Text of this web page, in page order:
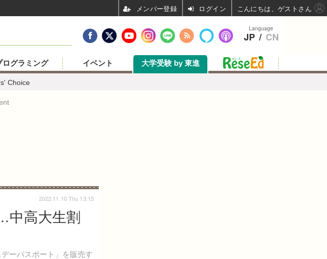
Choice
ログラミング イベント 大学受験 by 東進
中高大生割
ーパスポート」を販売す
2022.11.10 Thu 13:15
Language
JP / CN
ログイン こんにちは、ゲストさん